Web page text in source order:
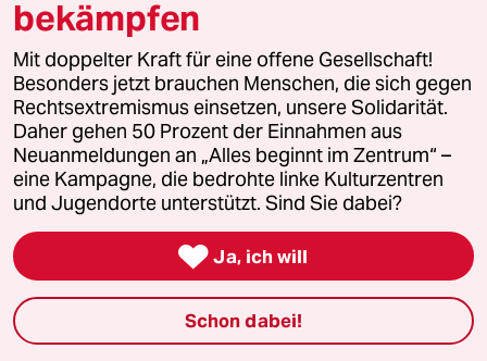
benennen.
Was ist mit Manning und Assange-
alles nicht relevant für solche Fragen
nach „freiheitlicher“ Westen?
(Guantanamo…et al?)
A aho90
14.03.2016,18:04 Uhr
@H.G.S.:
"Sie wollen es also so drehen, als
gehe es eigentlich nur um das, was
Snowden möchte;"
bekämpfen
Mit doppelter Kraft für eine offene Gesellschaft!
Besonders jetzt brauchen Menschen, die sich gegen
Rechtsextremismus einsetzen, unsere Solidarität.
Daher gehen 50 Prozent der Einnahmen aus
Neuanmeldungen an „Alles beginnt im Zentrum“ –
eine Kampagne, die bedrohte linke Kulturzentren
und Jugendorte unterstützt. Sind Sie dabei?
 Ja, ich will
Schon dabei!